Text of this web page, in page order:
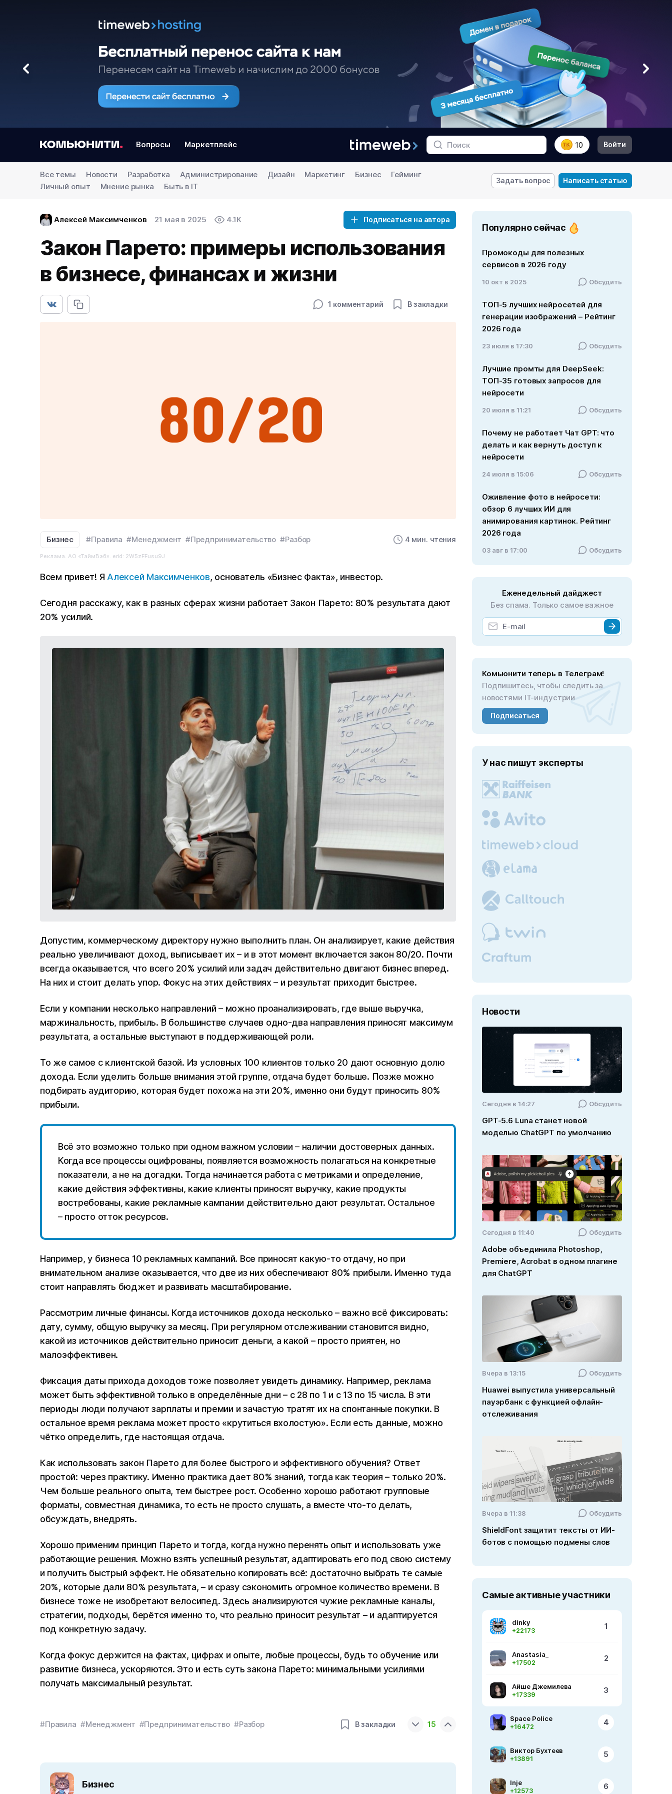
Вопросы Маркетплейс 10 Войти
Все темы Новости Разработка Администрирование Дизайн Маркетинг Бизнес
Гейминг
Личный опыт
Мнение рынка Быть в IT
Задать вопрос Написать статью
Алексей Максимченков 21 мая в 2025 4.1K Подписаться на автора
Закон Парето: примеры использования
в бизнесе, финансах и жизни
1 комментарий В закладки
Бизнес #Правила #Менеджмент #Предпринимательство #Разбор 4 мин. чтения
Реклама. АО «ТаймВэб». erid: 2W5zFFusu9J
Всем привет! Я Алексей Максимченков, основатель «Бизнес Факта», инвестор.
Сегодня расскажу, как в разных сферах жизни работает Закон Парето: 80% результата дают
20% усилий.
Допустим, коммерческому директору нужно выполнить план. Он анализирует, какие действия
реально увеличивают доход, выписывает их – и в этот момент включается закон 80/20. Почти
всегда оказывается, что всего 20% усилий или задач действительно двигают бизнес вперед.
На них и стоит делать упор. Фокус на этих действиях – и результат приходит быстрее.
Если у компании несколько направлений – можно проанализировать, где выше выручка,
маржинальность, прибыль. В большинстве случаев одно-два направления приносят максимум
результата, а остальные выступают в поддерживающей роли.
То же самое с клиентской базой. Из условных 100 клиентов только 20 дают основную долю
дохода. Если уделить больше внимания этой группе, отдача будет больше. Позже можно
подбирать аудиторию, которая будет похожа на эти 20%, именно они будут приносить 80%
прибыли.
Всё это возможно только при одном важном условии – наличии достоверных данных.
Когда все процессы оцифрованы, появляется возможность полагаться на конкретные
показатели, а не на догадки. Тогда начинается работа с метриками и определение,
какие действия эффективны, какие клиенты приносят выручку, какие продукты
востребованы, какие рекламные кампании действительно дают результат. Остальное
– просто отток ресурсов.
Например, у бизнеса 10 рекламных кампаний. Все приносят какую-то отдачу, но при
внимательном анализе оказывается, что две из них обеспечивают 80% прибыли. Именно туда
стоит направлять бюджет и развивать масштабирование.
Рассмотрим личные финансы. Когда источников дохода несколько – важно всё фиксировать:
дату, сумму, общую выручку за месяц. При регулярном отслеживании становится видно,
какой из источников действительно приносит деньги, а какой – просто приятен, но
малоэффективен.
Фиксация даты прихода доходов тоже позволяет увидеть динамику. Например, реклама
может быть эффективной только в определённые дни – с 28 по 1 и с 13 по 15 числа. В эти
периоды люди получают зарплаты и премии и зачастую тратят их на спонтанные покупки. В
остальное время реклама может просто «крутиться вхолостую». Если есть данные, можно
чётко определить, где настоящая отдача.
Как использовать закон Парето для более быстрого и эффективного обучения? Ответ
простой: через практику. Именно практика дает 80% знаний, тогда как теория – только 20%.
Чем больше реального опыта, тем быстрее рост. Особенно хорошо работают групповые
форматы, совместная динамика, то есть не просто слушать, а вместе что-то делать,
обсуждать, внедрять.
Хорошо применим принцип Парето и тогда, когда нужно перенять опыт и использовать уже
работающие решения. Можно взять успешный результат, адаптировать его под свою систему
и получить быстрый эффект. Не обязательно копировать всё: достаточно выбрать те самые
20%, которые дали 80% результата, – и сразу сэкономить огромное количество времени. В
бизнесе тоже не изобретают велосипед. Здесь анализируются чужие рекламные каналы,
стратегии, подходы, берётся именно то, что реально приносит результат – и адаптируется
под конкретную задачу.
Когда фокус держится на фактах, цифрах и опыте, любые процессы, будь то обучение или
развитие бизнеса, ускоряются. Это и есть суть закона Парето: минимальными усилиями
получать максимальный результат.
#Правила #Менеджмент #Предпринимательство #Разбор В закладки 15
Бизнес
Популярно сейчас
Промокоды для полезных
сервисов в 2026 году
10 окт в 2025 Обсудить
ТОП-5 лучших нейросетей для
генерации изображений – Рейтинг
2026 года
23 июля в 17:30 Обсудить
Лучшие промты для DeepSeek:
ТОП-35 готовых запросов для
нейросети
20 июля в 11:21 Обсудить
Почему не работает Чат GPT: что
делать и как вернуть доступ к
нейросети
24 июля в 15:06 Обсудить
Оживление фото в нейросети:
обзор 6 лучших ИИ для
анимирования картинок. Рейтинг
2026 года
03 авг в 17:00 Обсудить
Еженедельный дайджест
Без спама. Только самое важное
Комьюнити теперь в Телеграм!
Подпишитесь, чтобы следить за
новостями IT-индустрии
Подписаться
У нас пишут эксперты
Новости
Cегодня в 14:27 Обсудить
GPT-5.6 Luna станет новой
моделью ChatGPT по умолчанию
Cегодня в 11:40 Обсудить
Adobe объединила Photoshop,
Premiere, Acrobat в одном плагине
для ChatGPT
Вчера в 13:15 Обсудить
Huawei выпустила универсальный
пауэрбанк с функцией офлайн-
отслеживания
Вчера в 11:38 Обсудить
ShieldFont защитит тексты от ИИ-
ботов с помощью подмены слов
Самые активные участники
dinky
+22173
1
Anastasia_
+17502
2
Айше Джемилева
+17339
3
Space Police
+16472
4
Виктор Бухтеев
+13891
5
Inje
+12573
6